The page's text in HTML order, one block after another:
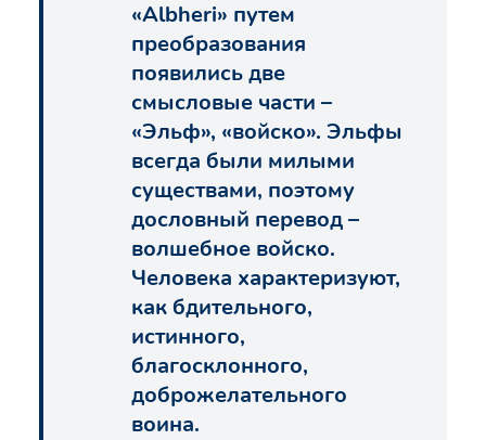
«Albheri» путем
преобразования
появились две
смысловые части –
«Эльф», «войско». Эльфы
всегда были милыми
существами, поэтому
дословный перевод –
волшебное войско.
Человека характеризуют,
как бдительного,
истинного,
благосклонного,
доброжелательного
воина.